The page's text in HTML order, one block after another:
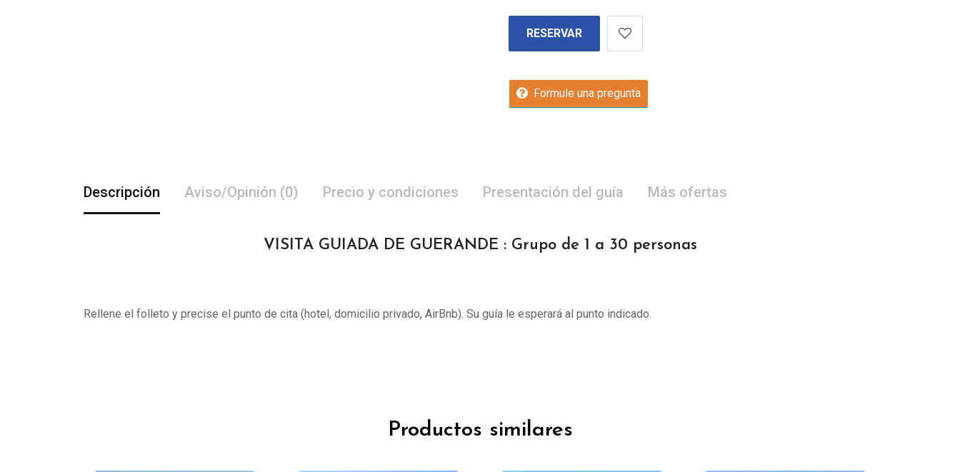
RESERVAR
Formule una pregunta
Descripción Aviso/Opinión (0) Precio y condiciones Presentación del guía Más ofertas
VISITA GUIADA DE GUERANDE : Grupo de 1 a 30 personas
Rellene el folleto y precise el punto de cita (hotel, domicilio privado, AirBnb). Su guía le esperará al punto indicado.
Productos similares